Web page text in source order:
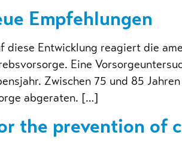
Empfehlungen
Entwicklung reagiert die
Eine
Zwischen 75 und 85
abgeraten. […]
the prevention of